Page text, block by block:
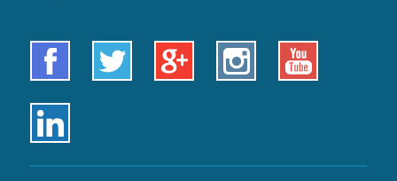
Facebook Twitter Google+ Instagram Youtube
Linkedin